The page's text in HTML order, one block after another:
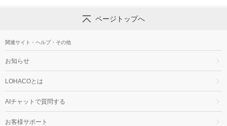
ページトップへ
関連サイト・ヘルプ・その他
お知らせ
LOHACOとは
AIチャットで質問する
お客様サポート